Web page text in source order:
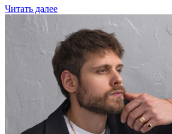
Читать далее